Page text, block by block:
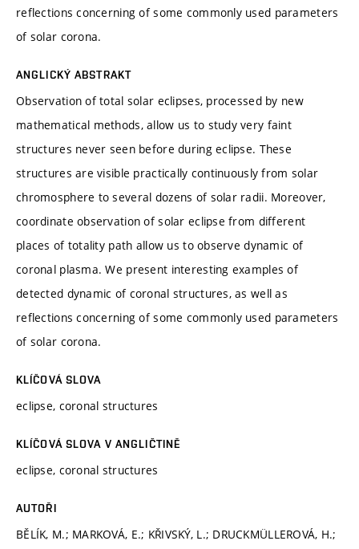
reflections concerning of some commonly used parameters
of solar corona.
ANGLICKÝ ABSTRAKT
Observation of total solar eclipses, processed by new
mathematical methods, allow us to study very faint
structures never seen before during eclipse. These
structures are visible practically continuously from solar
chromosphere to several dozens of solar radii. Moreover,
coordinate observation of solar eclipse from different
places of totality path allow us to observe dynamic of
coronal plasma. We present interesting examples of
detected dynamic of coronal structures, as well as
reflections concerning of some commonly used parameters
of solar corona.
KLÍČOVÁ SLOVA
eclipse, coronal structures
KLÍČOVÁ SLOVA V ANGLIČTINĚ
eclipse, coronal structures
AUTOŘI
BĚLÍK, M.; MARKOVÁ, E.; KŘIVSKÝ, L.; DRUCKMÜLLEROVÁ, H.;